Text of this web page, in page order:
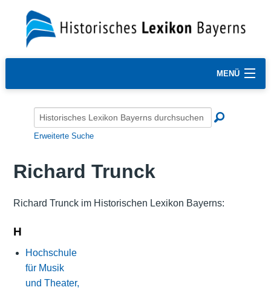
MENÜ
Erweiterte Suche
Richard Trunck
Richard Trunck im Historischen Lexikon Bayerns:
H
Hochschule
für Musik
und Theater,